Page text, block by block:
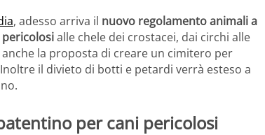
, adesso arriva il nuovo regolamento animali a
alle chele dei crostacei, dai circhi alle
anche la proposta di creare un cimitero per
il divieto di botti e petardi verrà esteso a
per cani pericolosi